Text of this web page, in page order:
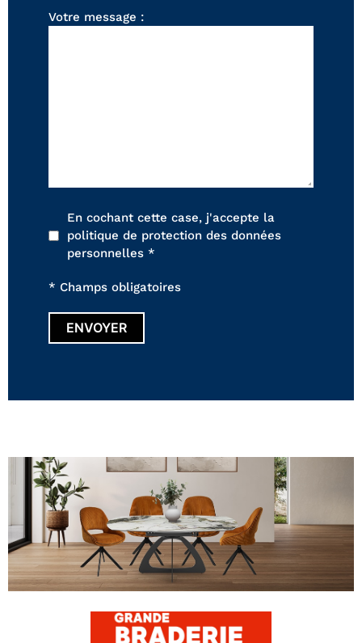
Votre message :
En cochant cette case, j'accepte la
politique de protection des données
personnelles *
* Champs obligatoires